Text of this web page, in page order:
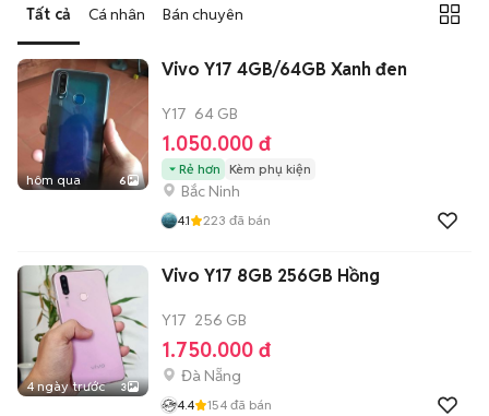
Tất cả Cá nhân Bán chuyên
hôm qua 6
Vivo Y17 4GB/64GB Xanh đen
Y17 64 GB
1.050.000 đ
Rẻ hơn Kèm phụ kiện
Bắc Ninh
4.1 223 đã bán
4 ngày trước 3
Vivo Y17 8GB 256GB Hồng
Y17 256 GB
1.750.000 đ
Đà Nẵng
4.4 154 đã bán